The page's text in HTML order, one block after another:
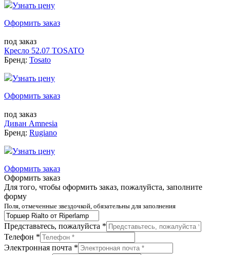
Узнать цену
Оформить заказ
под заказ
Кресло 52.07 TOSATO
Бренд: Tosato
Узнать цену
Оформить заказ
под заказ
Диван Amnesia
Бренд: Rugiano
Узнать цену
Оформить заказ
Оформить заказ
Для того, чтобы оформить заказ, пожалуйста, заполните
форму
Поля, отмеченные звездочкой, обязательны для заполнения
Представьтесь, пожалуйста *
Телефон *
Электронная почта *